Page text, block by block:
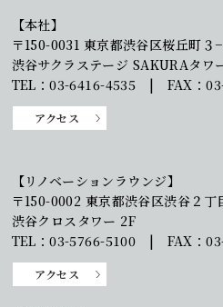
【本社】
〒150-0031 東京都渋谷区桜丘町３−
渋谷サクラステージ SAKURAタワ
TEL：03-6416-4535 | FAX：
アクセス
【リノベーションラウンジ】
〒150-0002 東京都渋谷区渋谷２丁
渋谷クロスタワー 2F
TEL：03-5766-5100 | FAX：
アクセス